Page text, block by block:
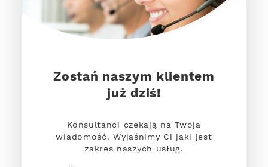
Zostań naszym klientem
już dziś!
Konsultanci czekają na Twoją
wiadomość. Wyjaśnimy Ci jaki jest
zakres naszych usług.